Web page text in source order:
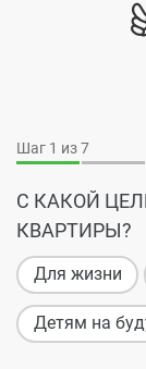
Шаг 1 из 7
С КАКОЙ
КВАРТИРЫ?
Для жизни
Детям на